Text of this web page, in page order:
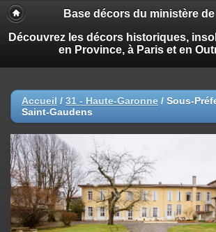
Base décors du ministère
Découvrez les décors historiques,
en Province, à Paris et en
Accueil / 31 - Haute-Garonne / Sous-
Saint-Gaudens